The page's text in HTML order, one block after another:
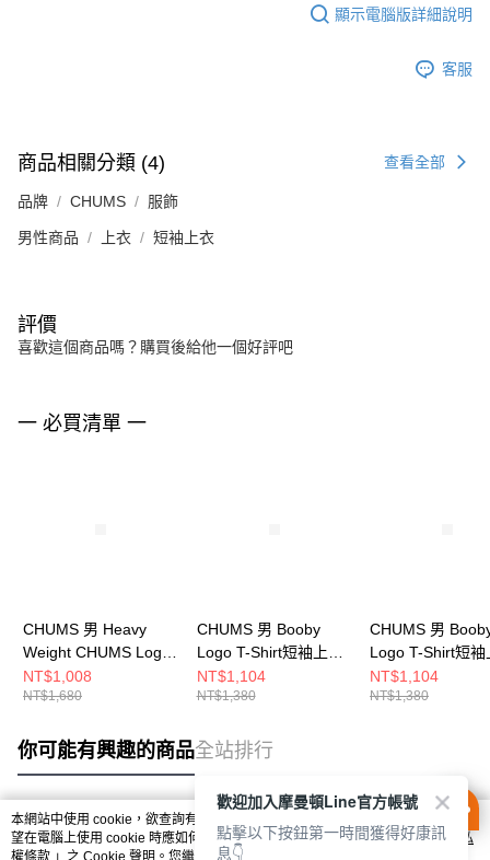
顯示電腦版詳細說明
客服
商品相關分類 (4) 查看全部
品牌 CHUMS 服飾
男性商品 上衣 短袖上衣
評價
喜歡這個商品嗎？購買後給他一個好評吧
一 必買清單 一
CHUMS 男 Heavy
Weight CHUMS Logo
T-Shirt短袖上衣
CH012271G057
NT$1,008
NT$1,680
CHUMS 男 Booby
Logo T-Shirt短袖上衣
CH012279Z358
NT$1,104
NT$1,380
CHUMS 男
Logo T-Shirt短袖
CH012279R018
NT$1,104
NT$1,380
你可能有興趣的商品全站排行
熱門標籤
本網站中使用 cookie，欲查詢有關本網站使用 cookie 方式之詳情，及若您不希
望在電腦上使用 cookie 時應如何變更電腦的 cookie 設定，請參閱本網站「
隱私
權條款 」之 Cookie 聲明。您繼續使用本網站即表示您同意本公司得按本網站使
歡迎加入摩曼頓Line官方帳號
點擊以下按鈕第一時間獲得好康訊
息👇